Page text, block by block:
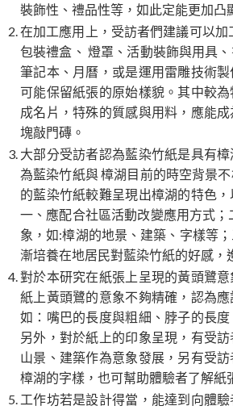
裝飾性、禮品性等，如此定能更加凸
在加工應用上，受訪者們建議可以加
包裝禮盒、 燈罩、活動裝飾與用具
筆記本、月曆，或是運用雷雕技術
可能保留紙張的原始樣貌。其中較
成名片，特殊的質感與用料，應能
塊敲門磚。
大部分受訪者認為藍染竹紙是具有
為藍染竹紙與 樟湖目前的時空背景
的藍染竹紙較難呈現出樟湖的特色，
一、應配合社區活動改變應用方式；
象，如:樟湖的地景、建築、字樣等
漸培養在地居民對藍染竹紙的好感，
對於本研究在紙張上呈現的黃頭鷺
紙上黃頭鷺的意象不夠精確，認為
如：嘴巴的長度與粗細、脖子的長
另外，對於紙上的印象呈現，有受
山景、建築作為意象發展，另有受
樟湖的字樣，也可幫助體驗者了解紙
工作坊若是設計得當，能達到向體